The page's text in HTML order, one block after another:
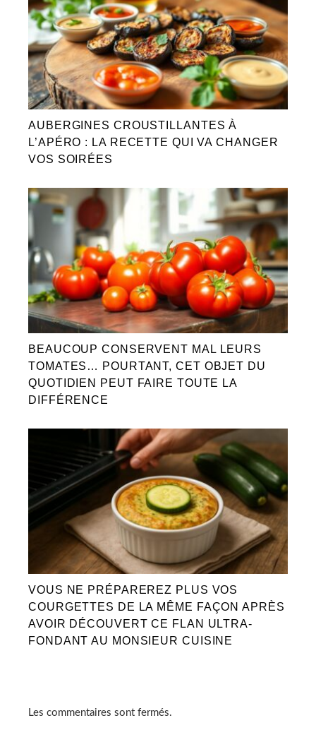
AUBERGINES CROUSTILLANTES À
L’APÉRO : LA RECETTE QUI VA CHANGER
VOS SOIRÉES
BEAUCOUP CONSERVENT MAL LEURS
TOMATES… POURTANT, CET OBJET DU
QUOTIDIEN PEUT FAIRE TOUTE LA
DIFFÉRENCE
VOUS NE PRÉPAREREZ PLUS VOS
COURGETTES DE LA MÊME FAÇON APRÈS
AVOIR DÉCOUVERT CE FLAN ULTRA-
FONDANT AU MONSIEUR CUISINE
Les commentaires sont fermés.